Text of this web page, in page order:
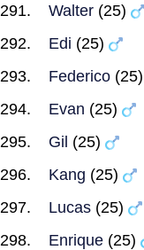
Walter (25)
Edi (25)
Federico (25)
Evan (25)
Gil (25)
Kang (25)
Lucas (25)
Enrique (25)